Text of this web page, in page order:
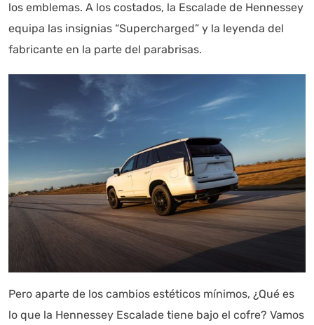
los emblemas. A los costados, la Escalade de Hennessey
equipa las insignias “Supercharged” y la leyenda del
fabricante en la parte del parabrisas.
Pero aparte de los cambios estéticos mínimos, ¿Qué es
lo que la Hennessey Escalade tiene bajo el cofre? Vamos
Estoy aquí para encontrar lo que necesitas. ¿Qué estás
buscando? "Este asistente con IA (OpenAI) ofrece
información referencial que puede contener errores.
Asistente con IA en desarrollo. Autoanalítica optimiza
diariamente su exactitud."